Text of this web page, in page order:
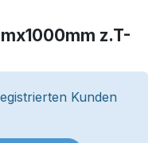
z.T-
Kunden